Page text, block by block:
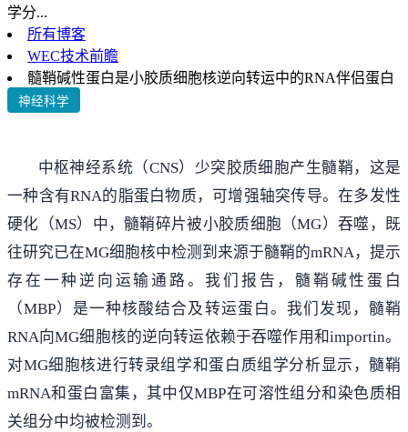
学分...
所有博客
WEC技术前瞻
髓鞘碱性蛋白是小胶质细胞核逆向转运中的RNA伴侣蛋白
神经科学
中枢神经系统（CNS）少突胶质细胞产生髓鞘，这是
一种含有RNA的脂蛋白物质，可增强轴突传导。在多发性
硬化（MS）中，髓鞘碎片被小胶质细胞（MG）吞噬，既
往研究已在MG细胞核中检测到来源于髓鞘的mRNA，提示
存在一种逆向运输通路。我们报告，髓鞘碱性蛋白
（MBP）是一种核酸结合及转运蛋白。我们发现，髓鞘
RNA向MG细胞核的逆向转运依赖于吞噬作用和importin。
对MG细胞核进行转录组学和蛋白质组学分析显示，髓鞘
mRNA和蛋白富集，其中仅MBP在可溶性组分和染色质相
关组分中均被检测到。